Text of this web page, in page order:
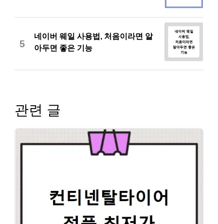
5
네이버 웨일 사용법, 처음이라면 알
아두면 좋은 기능
관련 글